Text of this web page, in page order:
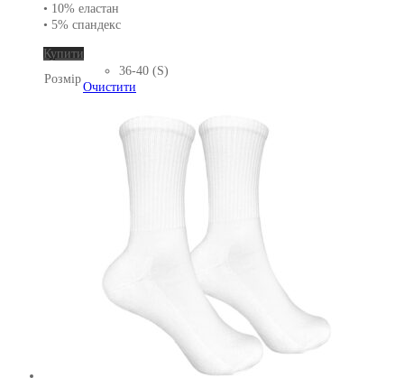
• 10% еластан
• 5% спандекс
Купити
товар
має
Параметри
вибрати
Розмір
36-40 (S)
Очистити